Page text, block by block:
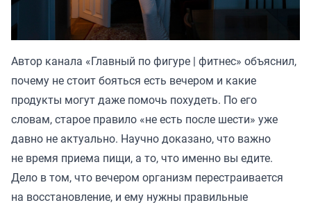
Автор канала «Главный по фигуре | фитнес» объяснил,
почему не стоит бояться есть вечером и какие
продукты могут даже помочь похудеть. По его
словам, старое правило «не есть после шести» уже
давно не актуально. Научно доказано, что важно
не время приема пищи, а то, что именно вы едите.
Дело в том, что вечером организм перестраивается
на восстановление, и ему нужны правильные